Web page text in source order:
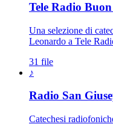
Tele Radio
Una selezione di
Leonardo a Tele
31 file
♪
Radio San
Catechesi